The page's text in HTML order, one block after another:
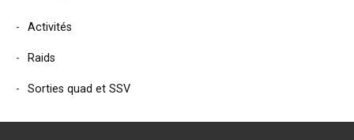
Activités
Raids
Sorties quad et SSV